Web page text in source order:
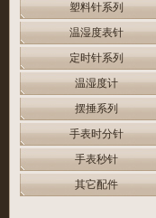
塑料针系列
温湿度表针
定时针系列
温湿度计
摆捶系列
手表时分针
手表秒针
其它配件